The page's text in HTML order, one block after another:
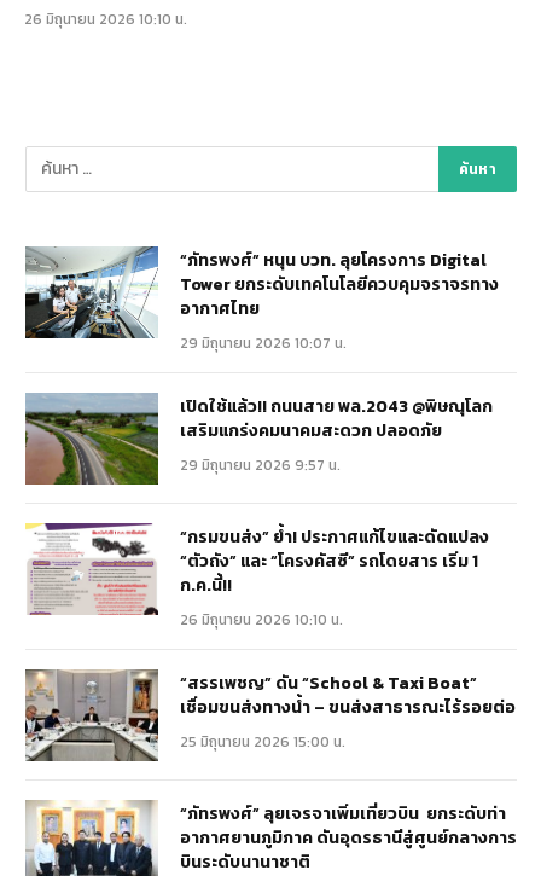
26 มิถุนายน 2026 10:10 น.
“ภัทรพงศ์” หนุน บวท. ลุยโครงการ Digital
Tower ยกระดับเทคโนโลยีควบคุมจราจรทาง
อากาศไทย
29 มิถุนายน 2026 10:07 น.
เปิดใช้แล้ว!! ถนนสาย พล.2043 @พิษณุโลก
เสริมแกร่งคมนาคมสะดวก ปลอดภัย
29 มิถุนายน 2026 9:57 น.
“กรมขนส่ง” ย้ำ! ประกาศแก้ไขและดัดแปลง
“ตัวถัง” และ “โครงคัสซี” รถโดยสาร เริ่ม 1
ก.ค.นี้!!
26 มิถุนายน 2026 10:10 น.
“สรรเพชญ” ดัน “School & Taxi Boat”
เชื่อมขนส่งทางน้ำ – ขนส่งสาธารณะไร้รอยต่อ
25 มิถุนายน 2026 15:00 น.
“ภัทรพงศ์” ลุยเจรจาเพิ่มเที่ยวบิน ยกระดับท่า
อากาศยานภูมิภาค ดันอุดรธานีสู่ศูนย์กลางการ
บินระดับนานาชาติ